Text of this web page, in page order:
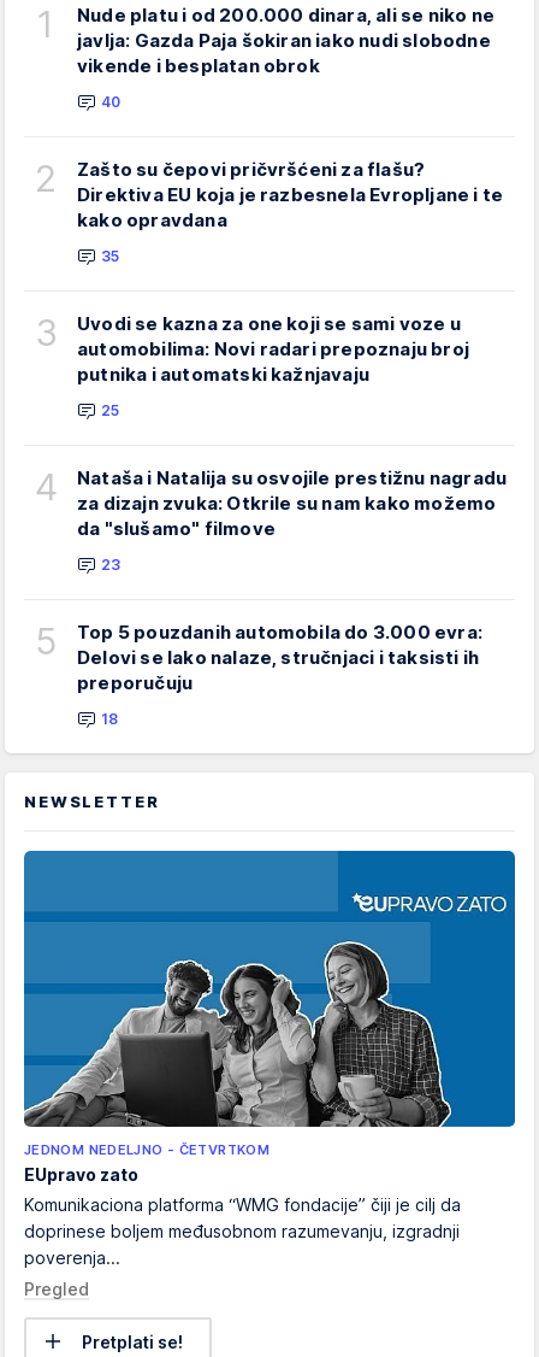
1
Nude platu i od 200.000 dinara, ali se niko ne
javlja: Gazda Paja šokiran iako nudi slobodne
vikende i besplatan obrok
40
2
Zašto su čepovi pričvršćeni za flašu?
Direktiva EU koja je razbesnela Evropljane i te
kako opravdana
35
3
Uvodi se kazna za one koji se sami voze u
automobilima: Novi radari prepoznaju broj
putnika i automatski kažnjavaju
25
4
Nataša i Natalija su osvojile prestižnu nagradu
za dizajn zvuka: Otkrile su nam kako možemo
da "slušamo" filmove
23
5
Top 5 pouzdanih automobila do 3.000 evra:
Delovi se lako nalaze, stručnjaci i taksisti ih
preporučuju
18
NEWSLETTER
JEDNOM NEDELJNO - ČETVRTKOM
EUpravo zato
Komunikaciona platforma “WMG fondacije” čiji je cilj da
doprinese boljem međusobnom razumevanju, izgradnji
poverenja...
Pregled
Pretplati se!